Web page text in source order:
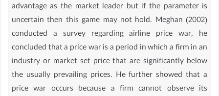
advantage as the market leader but if the parameter is
uncertain then this game may not hold. Meghan (2002)
conducted a survey regarding airline price war, he
concluded that a price war is a period in which a firm in an
industry or market set price that are significantly below
the usually prevailing prices. He further showed that a
price war occurs because a firm cannot observe its